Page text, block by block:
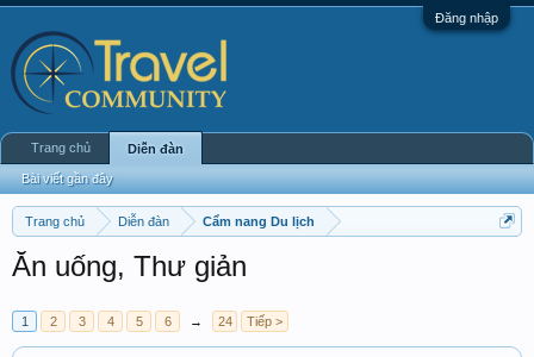
Đăng nhập
Trang chủ Diễn đàn Cẩm nang Du lịch
Ăn uống, Thư giản
1 2 3 4 5 6 → 24 Tiếp >
Trang chủ Diễn đàn
Bài viết gần đây